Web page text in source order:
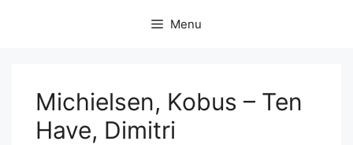
Menu
Michielsen, Kobus – Ten
Have, Dimitri